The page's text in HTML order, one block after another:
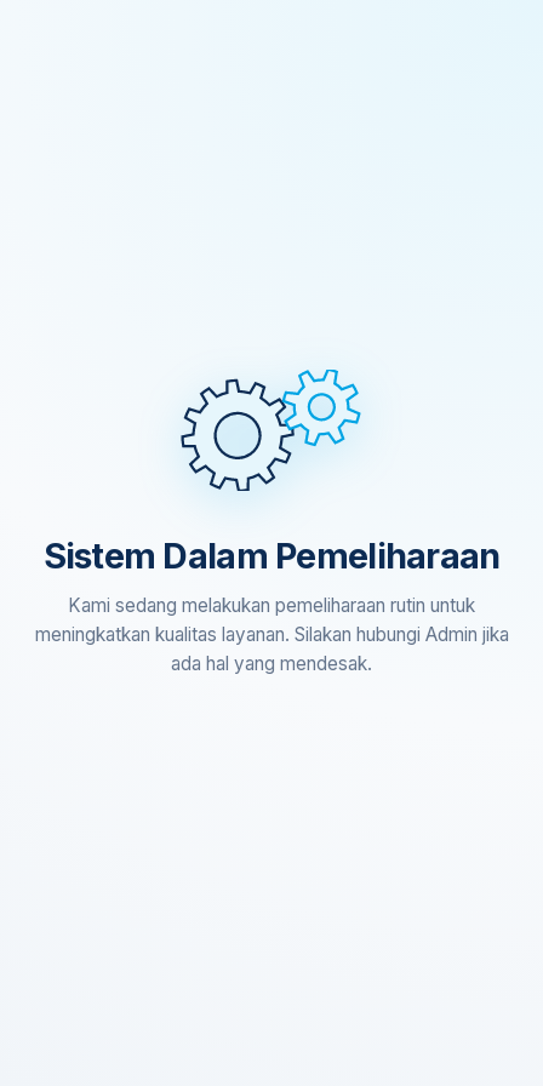
Sistem Dalam Pemeliharaan
Kami sedang melakukan pemeliharaan rutin untuk
meningkatkan kualitas layanan. Silakan hubungi Admin jika
ada hal yang mendesak.